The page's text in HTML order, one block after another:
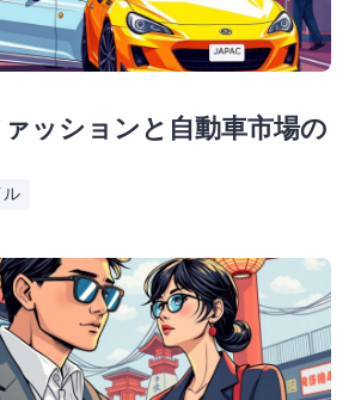
ッションと自動車市場の
ル